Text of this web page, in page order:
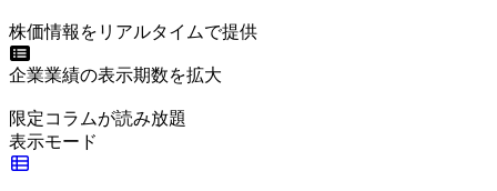
株価情報をリアルタイムで提供
企業業績の表示期数を拡大
限定コラムが読み放題
表示モード